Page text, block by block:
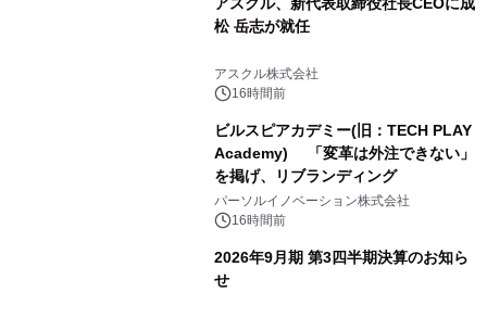
松 岳志が就任
アスクル株式会社
16時間前
ビルスピアカデミー(旧：TECH PLAY
Academy) 「変革は外注できない」
を掲げ、リブランディング
パーソルイノベーション株式会社
16時間前
2026年9月期 第3四半期決算のお知ら
せ